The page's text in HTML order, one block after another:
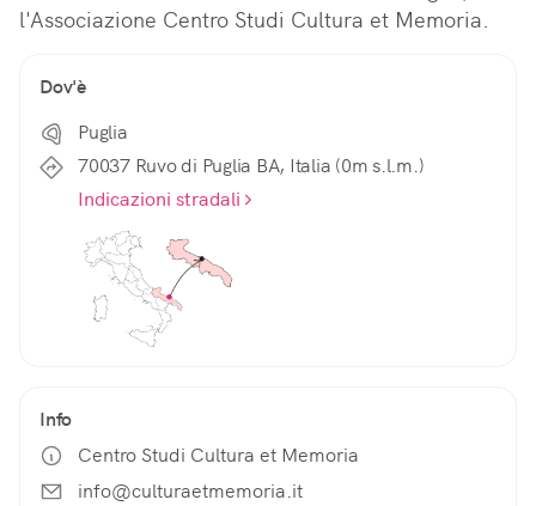
l'Associazione Centro Studi Cultura et Memoria.
Dov'è
Puglia
70037 Ruvo di Puglia BA, Italia (0m s.l.m.)
Indicazioni stradali
Info
Centro Studi Cultura et Memoria
info@culturaetmemoria.it